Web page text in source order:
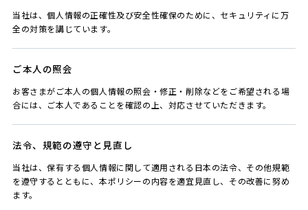
当社は、個人情報の正確性及び安全性確保のために、セキュリティに万
全の対策を講じています。
ご本人の照会
お客さまがご本人の個人情報の照会・修正・削除などをご希望される場
合には、ご本人であることを確認の上、対応させていただきます。
法令、規範の遵守と見直し
当社は、保有する個人情報に関して適用される日本の法令、その他規範
を遵守するとともに、本ポリシーの内容を適宜見直し、その改善に努め
ます。